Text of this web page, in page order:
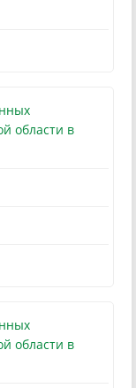
области в
области в